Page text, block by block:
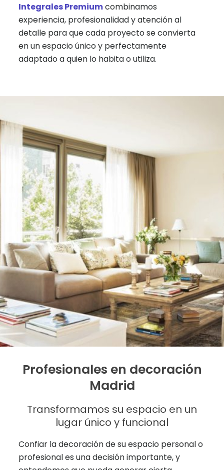
Integrales Premiumcombinamos
experiencia, profesionalidad y atención al
detalle para que cada proyecto se convierta
en un espacio único y perfectamente
adaptado a quien lo habita o utiliza.
Profesionales en decoración
Madrid
Transformamos su espacio en un
lugar único y funcional
Confiar la decoración de su espacio personal o
profesional es una decisión importante, y